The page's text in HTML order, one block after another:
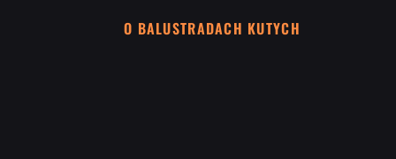
O BALUSTRADACH KUTYCH